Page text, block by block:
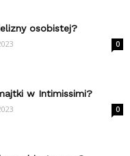
osobistej?
0
w Intimissimi?
0